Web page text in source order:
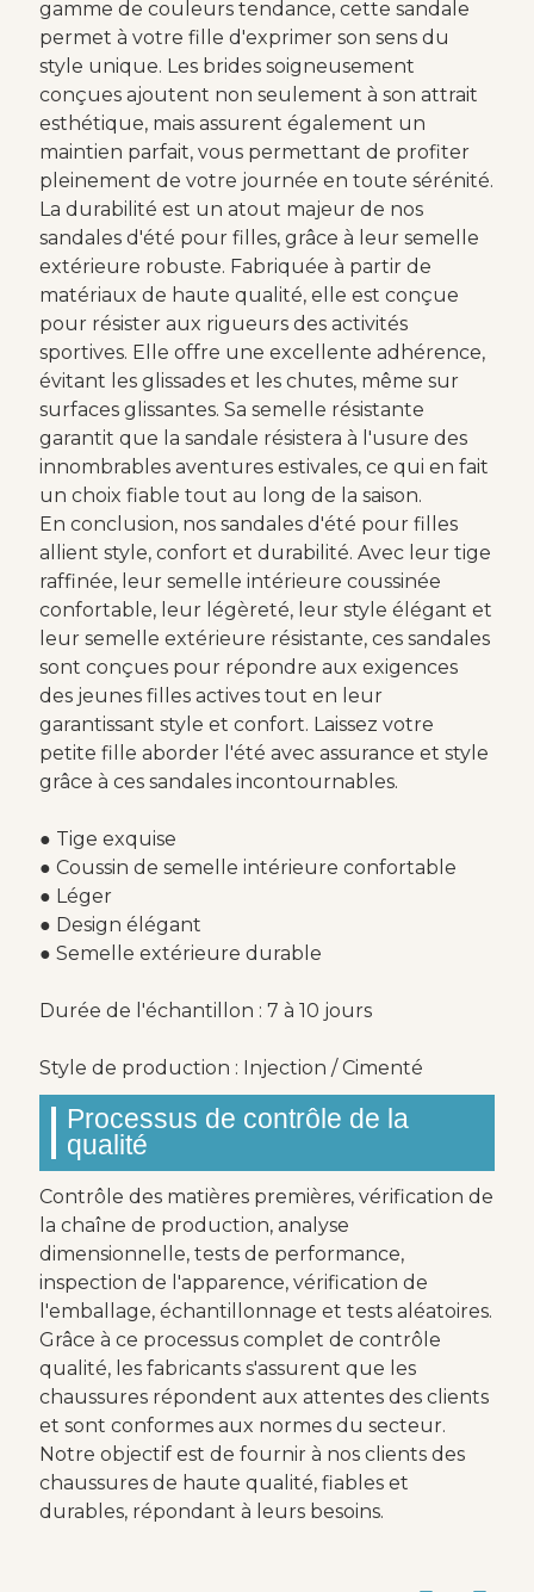
gamme de couleurs tendance, cette sandale
permet à votre fille d'exprimer son sens du
style unique. Les brides soigneusement
conçues ajoutent non seulement à son attrait
esthétique, mais assurent également un
maintien parfait, vous permettant de profiter
pleinement de votre journée en toute sérénité.
La durabilité est un atout majeur de nos
sandales d'été pour filles, grâce à leur semelle
extérieure robuste. Fabriquée à partir de
matériaux de haute qualité, elle est conçue
pour résister aux rigueurs des activités
sportives. Elle offre une excellente adhérence,
évitant les glissades et les chutes, même sur
surfaces glissantes. Sa semelle résistante
garantit que la sandale résistera à l'usure des
innombrables aventures estivales, ce qui en fait
un choix fiable tout au long de la saison.
En conclusion, nos sandales d'été pour filles
allient style, confort et durabilité. Avec leur tige
raffinée, leur semelle intérieure coussinée
confortable, leur légèreté, leur style élégant et
leur semelle extérieure résistante, ces sandales
sont conçues pour répondre aux exigences
des jeunes filles actives tout en leur
garantissant style et confort. Laissez votre
petite fille aborder l'été avec assurance et style
grâce à ces sandales incontournables.
● Tige exquise
● Coussin de semelle intérieure confortable
● Léger
● Design élégant
● Semelle extérieure durable
Durée de l'échantillon : 7 à 10 jours
Style de production : Injection / Cimenté
Processus de contrôle de la
qualité
Contrôle des matières premières, vérification de
la chaîne de production, analyse
dimensionnelle, tests de performance,
inspection de l'apparence, vérification de
l'emballage, échantillonnage et tests aléatoires.
Grâce à ce processus complet de contrôle
qualité, les fabricants s'assurent que les
chaussures répondent aux attentes des clients
et sont conformes aux normes du secteur.
Notre objectif est de fournir à nos clients des
chaussures de haute qualité, fiables et
durables, répondant à leurs besoins.